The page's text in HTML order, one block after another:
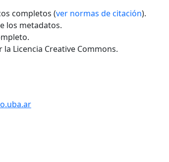
completos (ver normas de citación).
los metadatos.
Licencia Creative Commons.